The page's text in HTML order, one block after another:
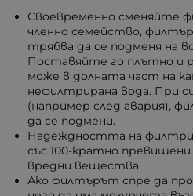
Своевременно сменяйте
членно семейство,
трябва да се подменя на
Поставяйте го плътно и
може в долната част на
нефилтрирана вода. При
(например след авария),
да се подмени.
Надеждността на
със 100-кратно
вредни вещества.
Ако филтърът спре да